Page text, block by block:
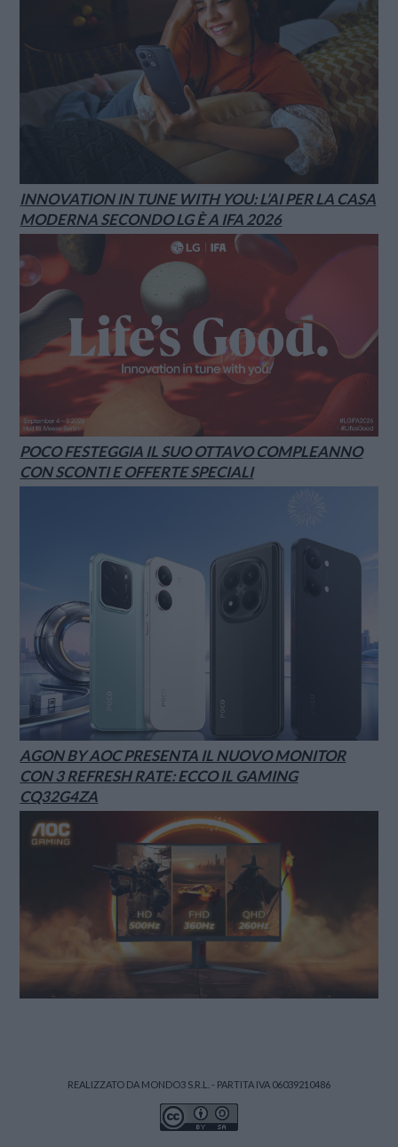
INNOVATION IN TUNE WITH YOU: L’AI PER LA CASA
MODERNA SECONDO LG È A IFA 2026
POCO FESTEGGIA IL SUO OTTAVO COMPLEANNO
CON SCONTI E OFFERTE SPECIALI
AGON BY AOC PRESENTA IL NUOVO MONITOR
CON 3 REFRESH RATE: ECCO IL GAMING
CQ32G4ZA
REALIZZATO DA MONDO3 S.R.L. - PARTITA IVA 06039210486